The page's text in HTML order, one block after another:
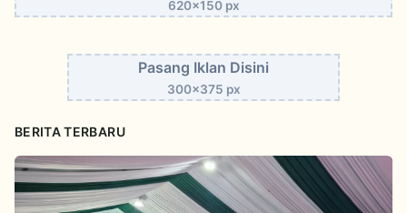
620x150 px
Pasang Iklan Disini
300x375 px
BERITA TERBARU